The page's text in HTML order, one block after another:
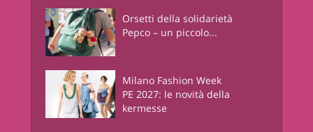
Orsetti della solidarietà
Pepco – un piccolo...
Milano Fashion Week
PE 2027: le novità della
kermesse